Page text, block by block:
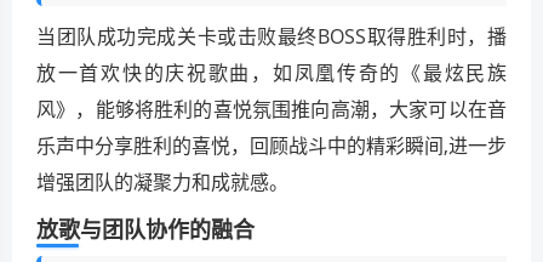
当团队成功完成关卡或击败最终BOSS取得胜利时，播
放一首欢快的庆祝歌曲，如凤凰传奇的《最炫民族
风》，能够将胜利的喜悦氛围推向高潮，大家可以在音
乐声中分享胜利的喜悦，回顾战斗中的精彩瞬间,进一步
增强团队的凝聚力和成就感。
放歌与团队协作的融合